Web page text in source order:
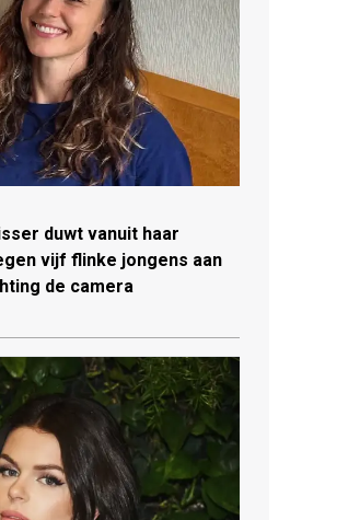
duwt vanuit haar
vijf flinke jongens aan
de camera